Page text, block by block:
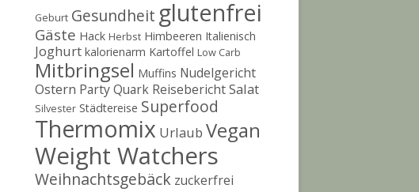
Geburt Gesundheit glutenfrei
Gäste Hack Herbst Himbeeren Italienisch
Joghurt kalorienarm Kartoffel Low Carb
Mitbringsel Muffins Nudelgericht
Ostern PartyQuark ReiseberichtSalat
Silvester Städtereise Superfood
Thermomix Urlaub Vegan
Weight Watchers
Weihnachtsgebäck zuckerfrei